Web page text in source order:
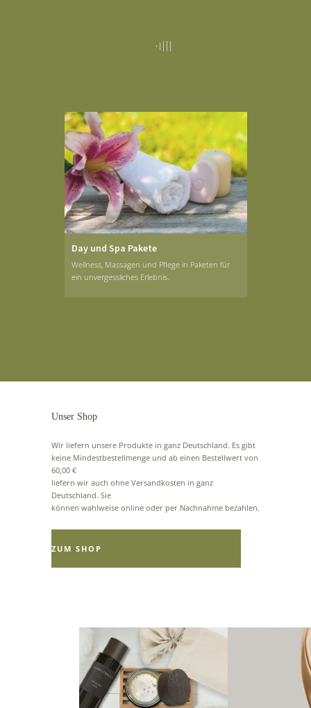
Day und Spa Pakete
Wellness, Massagen und Pflege in Paketen für
ein unvergessliches Erlebnis.
Unser Shop
Wir liefern unsere Produkte in ganz Deutschland. Es gibt
keine Mindestbestellmenge und ab einen Bestellwert von
60,00 €
liefern wir auch ohne Versandkosten in ganz
Deutschland. Sie
können wahlweise online oder per Nachnahme bezahlen.
ZUM SHOP